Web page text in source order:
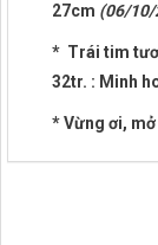
27cm (06/10/
* Trái tim
32tr. : Minh
* Vừng ơi, mở